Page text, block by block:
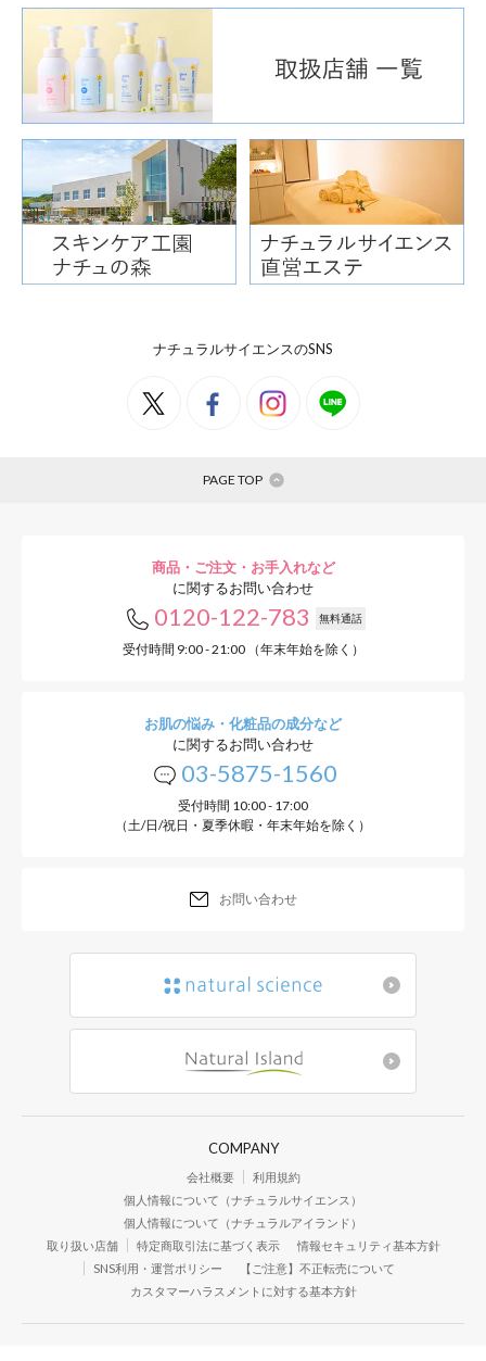
ナチュラルサイエンスのSNS
PAGE TOP
商品・ご注文・お手入れなど
に関するお問い合わせ
0120-122-783 無料通話
受付時間 9:00 - 21:00 （年末年始を除く）
お肌の悩み・化粧品の成分など
に関するお問い合わせ
03-5875-1560
受付時間 10:00 - 17:00
（土/日/祝日・夏季休暇・年末年始を除く）
お問い合わせ
COMPANY
会社概要
利用規約
個人情報について（ナチュラルサイエンス）
個人情報について（ナチュラルアイランド）
取り扱い店舗
特定商取引法に基づく表示
情報セキュリティ基本方針
SNS利用・運営ポリシー
【ご注意】不正転売について
カスタマーハラスメントに対する基本方針